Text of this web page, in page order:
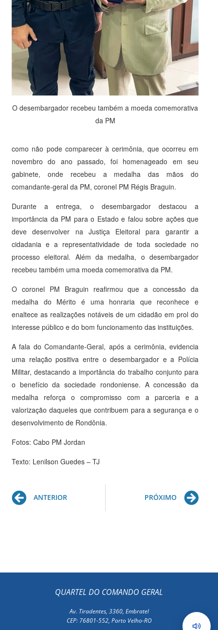
O desembargador recebeu também a moeda comemorativa
da PM
como não pode comparecer à cerimônia, que ocorreu em
novembro do ano passado, foi homenageado em seu
gabinete, onde recebeu a medalha das mãos do
comandante-geral da PM, coronel PM Régis Braguin.
Durante a entrega, o desembargador destacou a
importância da PM para o Estado e falou sobre ações que
deve desenvolver na Justiça Eleitoral para garantir a
cidadania e a representatividade de toda sociedade no
processo eleitoral. Além da medalha, o desembargador
recebeu também uma moeda comemorativa da PM.
O coronel PM Braguin reafirmou que a concessão da
medalha do Mérito é uma honraria que reconhece e
enaltece as realizações notáveis de um cidadão em prol do
interesse público e do bom funcionamento das instituições.
A fala do Comandante-Geral, após a cerimônia, evidencia
uma relação positiva entre o desembargador e a Polícia
Militar, destacando a importância do trabalho conjunto para
o benefício da sociedade rondoniense. A concessão da
medalha reforça o compromisso com a parceria e a
valorização daqueles que contribuem para a segurança e o
desenvolvimento de Rondônia.
Fotos: Cabo PM Jordan
Texto: Lenilson Guedes – TJ
Prev
ANTERIOR PRÓXIMO
QUARTEL DO COMANDO GERAL
Av. Tiradentes, 3360, Embratel
CEP: 76801-552, Porto Velho-RO